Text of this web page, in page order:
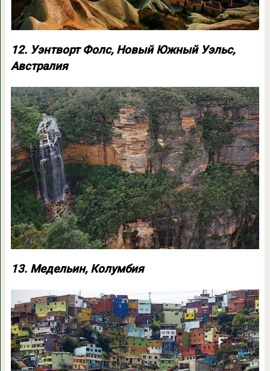
12. Уэнтворт Фолс, Новый Южный Уэльс,
Австралия
13. Медельин, Колумбия